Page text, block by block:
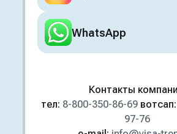
WhatsApp
Контакты
тел: 8-800-350-86-69 вотсап:
97-76